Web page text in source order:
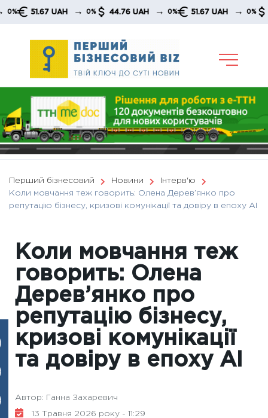
Skip
UAH → 0% 44.76 UAH → 0% 51.67 UAH → 0% 44.76 UAH
Перший бізнесовий Новини
Інтерв'ю
Коли мовчання теж говорить: Олена Дерев’янко про
репутацію бізнесу, кризові комунікації та довіру в епоху AI
Коли мовчання теж
говорить: Олена
Дерев’янко про
репутацію бізнесу,
кризові комунікації
та довіру в епоху AI
Автор: Ганна Захаревич
13 Травня 2026 року - 11:29